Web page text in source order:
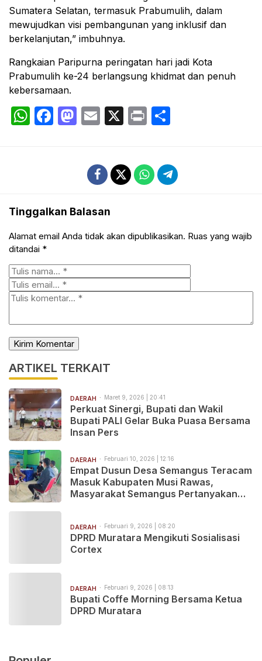
Sumatera Selatan, termasuk Prabumulih, dalam
mewujudkan visi pembangunan yang inklusif dan
berkelanjutan,” imbuhnya.
Rangkaian Paripurna peringatan hari jadi Kota
Prabumulih ke-24 berlangsung khidmat dan penuh
kebersamaan.
WhatsApp
Facebook
Mastodon
Email
X Print
Tinggalkan Balasan
Alamat email Anda tidak akan dipublikasikan. Ruas yang wajib
ditandai *
ARTIKEL TERKAIT
DAERAH Maret 9, 2026 | 20:41
Perkuat Sinergi, Bupati dan Wakil
Bupati PALI Gelar Buka Puasa Bersama
Insan Pers
DAERAH Februari 10, 2026 | 12:16
‎Empat Dusun Desa Semangus Teracam
Masuk Kabupaten Musi Rawas,
Masyarakat Semangus Pertanyakan
DAERAH Februari 9, 2026 | 08:20
DPRD Muratara Mengikuti Sosialisasi
Cortex
DAERAH Februari 9, 2026 | 08:13
Bupati Coffe Morning Bersama Ketua
DPRD Muratara